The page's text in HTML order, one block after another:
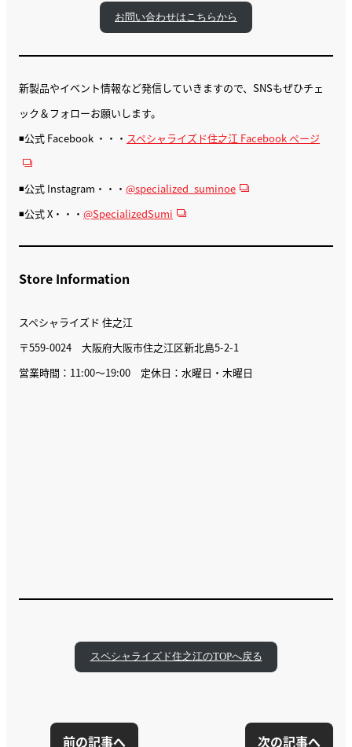
お問い合わせはこちらから
新製品やイベント情報など発信していきますので、SNSもぜひチェ
ック＆フォローお願いします。
◾️公式 Facebook ・・・ スペシャライズド住之江 Facebook ページ
◾️公式 Instagram・・・ @specialized_suminoe
◾️公式 X・・・ @SpecializedSumi
Store Information
スペシャライズド 住之江
〒559-0024 大阪府大阪市住之江区新北島5-2-1
営業時間：11:00〜19:00 定休日：水曜日・木曜日
スペシャライズド住之江のTOPへ戻る
前の記事へ 次の記事へ